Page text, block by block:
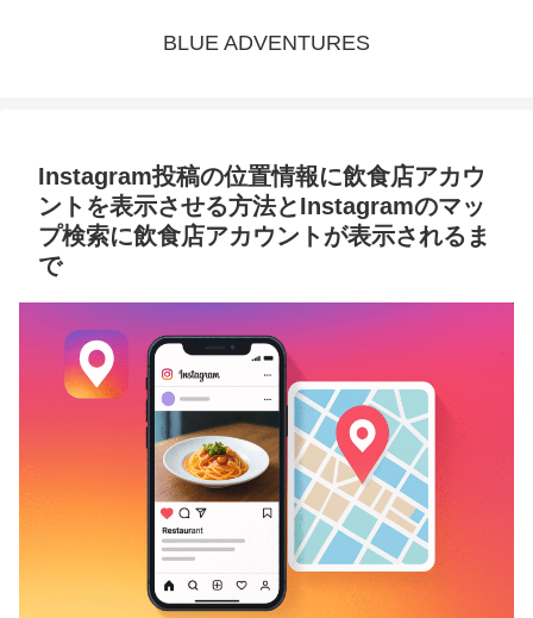
BLUE ADVENTURES
Instagram投稿の位置情報に飲食店アカウ
ントを表示させる方法とInstagramのマッ
プ検索に飲食店アカウントが表示されるま
で